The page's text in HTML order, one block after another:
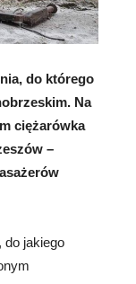
do którego
Na
ciężarówka
–
do jakiego